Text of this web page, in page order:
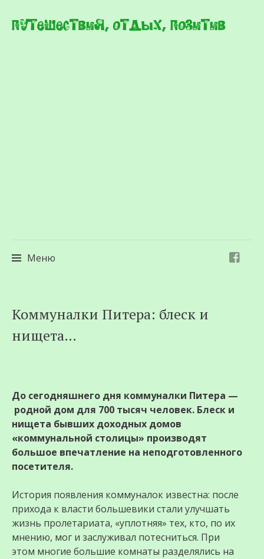
Путешествия, отдых, позитив
Меню
к
содержимому
Коммуналки Питера: блеск и
нищета…
До сегодняшнего дня коммуналки Питера —
родной дом для 700 тысяч человек. Блеск и
нищета бывших доходных домов
«коммунальной столицы» производят
большое впечатление на неподготовленного
посетителя.
История появления коммуналок известна: после
прихода к власти большевики стали улучшать
жизнь пролетариата, «уплотняя» тех, кто, по их
мнению, мог и заслуживал потесниться. При
этом многие большие комнаты разделялись на